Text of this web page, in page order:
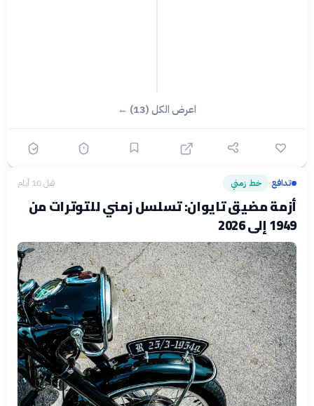
اعرض الكل (13) ←
تدافع› خط زمني قبل 10 أيام
أزمة مضيق تايوان: تسلسل زمني للتوترات من
1949 إلى 2026